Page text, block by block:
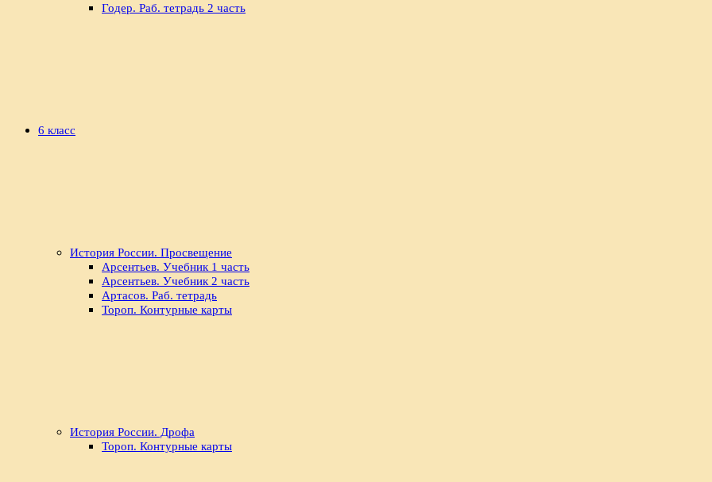
Годер. Раб. тетрадь 2 часть
6 класс
История России. Просвещение
Арсентьев. Учебник 1 часть
Арсентьев. Учебник 2 часть
Артасов. Раб. тетрадь
Тороп. Контурные карты
История России. Дрофа
Тороп. Контурные карты